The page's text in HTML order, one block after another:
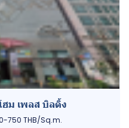
ฮม เพลส บิลดิ้ง
750 THB/Sq.m.